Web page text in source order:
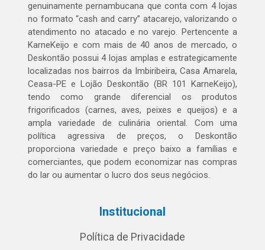
genuinamente pernambucana que conta com 4 lojas
no formato “cash and carry” atacarejo, valorizando o
atendimento no atacado e no varejo. Pertencente a
KarneKeijo e com mais de 40 anos de mercado, o
Deskontão possui 4 lojas amplas e estrategicamente
localizadas nos bairros da Imbiribeira, Casa Amarela,
Ceasa-PE e Lojão Deskontão (BR 101 KarneKeijo),
tendo como grande diferencial os produtos
frigorificados (carnes, aves, peixes e queijos) e a
ampla variedade de culinária oriental. Com uma
política agressiva de preços, o Deskontão
proporciona variedade e preço baixo a famílias e
comerciantes, que podem economizar nas compras
do lar ou aumentar o lucro dos seus negócios.
Institucional
Política de Privacidade